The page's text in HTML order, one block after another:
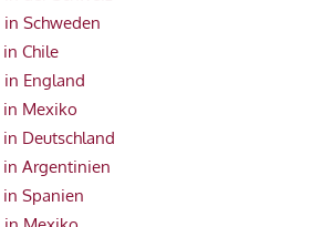
Schweden
Chile
in England
in Mexiko
Deutschland
in Argentinien
Spanien